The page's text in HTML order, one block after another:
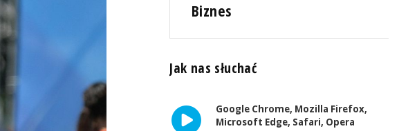
Biznes
Jak nas słuchać
Google Chrome, Mozilla Firefox,
Microsoft Edge, Safari, Opera